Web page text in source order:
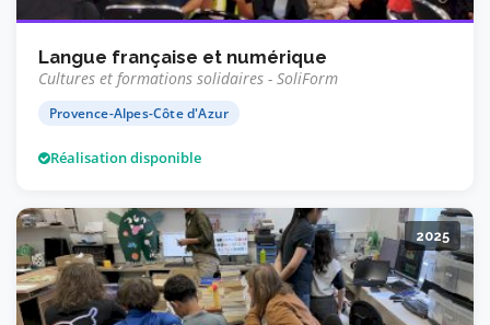
Langue française et numérique
Cultures et formations solidaires - SoliForm
Provence-Alpes-Côte d'Azur
Réalisation disponible
2025